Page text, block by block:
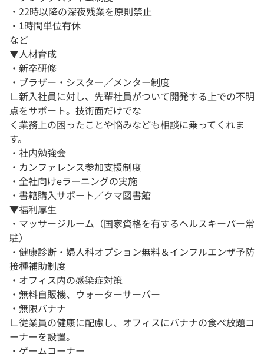
・22時以降の深夜残業を原則禁止
・1時間単位有休
など
▼人材育成
・新卒研修
・ブラザー・シスター／メンター制度
∟新入社員に対し、先輩社員がついて開発する上での不明
点をサポート。技術面だけでな
く業務上の困ったことや悩みなども相談に乗ってくれま
す。
・社内勉強会
・カンファレンス参加支援制度
・全社向けeラーニングの実施
・書籍購入サポート／クマ図書館
▼福利厚生
・マッサージルーム（国家資格を有するヘルスキーパー常
駐）
・健康診断・婦人科オプション無料＆インフルエンザ予防
接種補助制度
・オフィス内の感染症対策
・無料自販機、ウォーターサーバー
・無限バナナ
∟従業員の健康に配慮し、オフィスにバナナの食べ放題コ
ーナーを設置。
・ゲームコーナー